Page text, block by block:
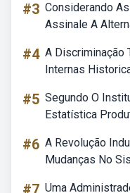
#3 Considerando
Assinale A
#4 A Discriminação
Internas
#5 Segundo O
Estatística
#6 A Revolução
Mudanças No
#7 Uma